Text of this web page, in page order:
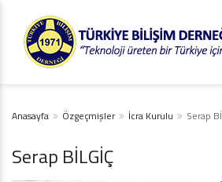
Anasayfa Özgeçmişler İcra Kurulu Serap
Serap BİLGİÇ